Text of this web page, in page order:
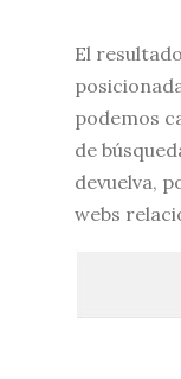
El
podemos
de
devuelva,
webs